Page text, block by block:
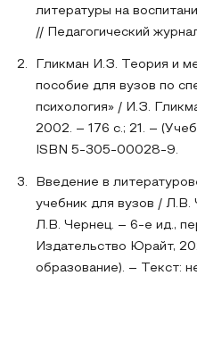
литературы на
// Педагогический
Гликман И.З. Теория и
пособие для вузов по
психология» / И.З.
2002. – 176 с.; 21. –
ISBN 5-305-00028-9.
Введение в
учебник для вузов / Л.В.
Л.В. Чернец. – 6-е ид.,
Издательство Юрайт,
образование). – Текст: